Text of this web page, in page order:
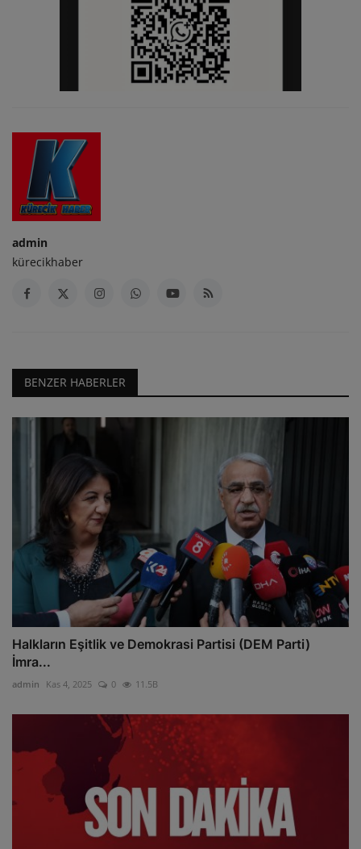
admin
kürecikhaber
BENZER HABERLER
Halkların Eşitlik ve Demokrasi Partisi (DEM Parti)
İmra...
admin Kas 4, 2025 0 11.5B